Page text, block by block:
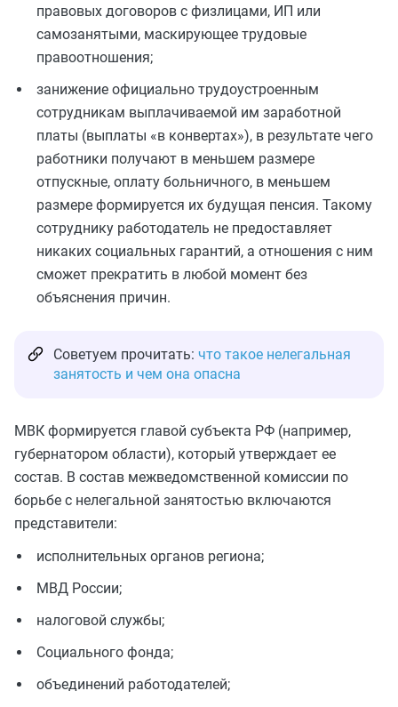
правовых договоров с физлицами, ИП или
самозанятыми, маскирующее трудовые
правоотношения;
занижение официально трудоустроенным
сотрудникам выплачиваемой им заработной
платы (выплаты «в конвертах»), в результате чего
работники получают в меньшем размере
отпускные, оплату больничного, в меньшем
размере формируется их будущая пенсия. Такому
сотруднику работодатель не предоставляет
никаких социальных гарантий, а отношения с ним
сможет прекратить в любой момент без
объяснения причин.
Советуем прочитать: что такое нелегальная
занятость и чем она опасна
МВК формируется главой субъекта РФ (например,
губернатором области), который утверждает ее
состав. В состав межведомственной комиссии по
борьбе с нелегальной занятостью включаются
представители:
исполнительных органов региона;
МВД России;
налоговой службы;
Социального фонда;
объединений работодателей;